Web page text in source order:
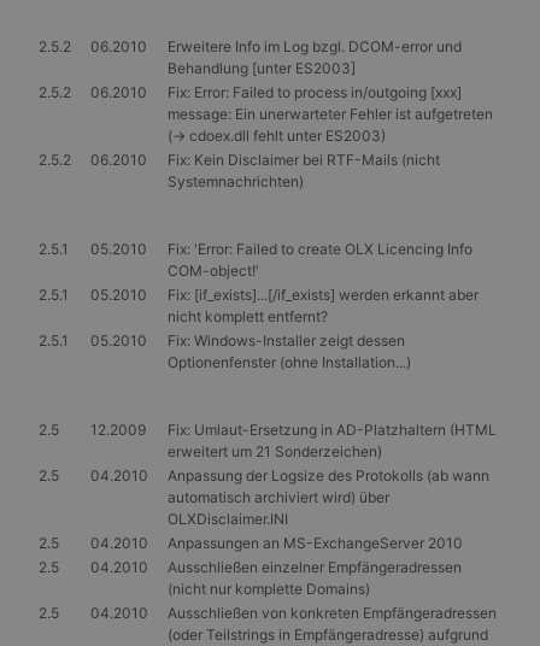
2.5.2 06.2010
Erweitere Info im Log bzgl. DCOM-error und
Behandlung [unter ES2003]
2.5.2
06.2010
Fix: Error: Failed to process in/outgoing [xxx]
message: Ein unerwarteter Fehler ist aufgetreten
(-> cdoex.dll fehlt unter ES2003)
2.5.2
06.2010
Fix: Kein Disclaimer bei RTF-Mails (nicht
Systemnachrichten)
2.5.1 05.2010
Fix: 'Error: Failed to create OLX Licencing Info
COM-object!'
2.5.1
05.2010
Fix: [if_exists]...[/if_exists] werden erkannt aber
nicht komplett entfernt?
2.5.1
05.2010
Fix: Windows-Installer zeigt dessen
Optionenfenster (ohne Installation...)
2.5 12.2009
Fix: Umlaut-Ersetzung in AD-Platzhaltern (HTML
erweitert um 21 Sonderzeichen)
2.5
04.2010
Anpassung der Logsize des Protokolls (ab wann
automatisch archiviert wird) über
OLXDisclaimer.INI
2.5
04.2010
Anpassungen an MS-ExchangeServer 2010
2.5
04.2010
Ausschließen einzelner Empfängeradressen
(nicht nur komplette Domains)
2.5
04.2010
Ausschließen von konkreten Empfängeradressen
(oder Teilstrings in Empfängeradresse) aufgrund